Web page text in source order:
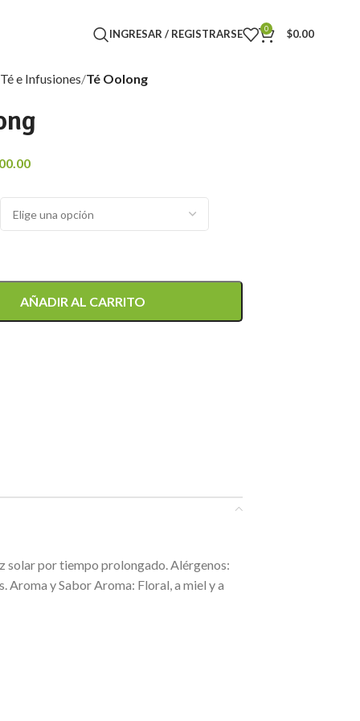
INGRESAR / REGISTRARSE 0 $0.00
Té e Infusiones Té Oolong
AÑADIR AL CARRITO
solar por tiempo prolongado. Alérgenos:
Aroma y Sabor Aroma: Floral, a miel y a